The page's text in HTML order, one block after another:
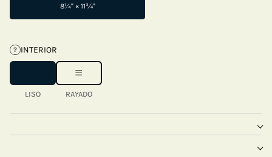
8¼" × 11¾"
? INTERIOR
LISO RAYADO